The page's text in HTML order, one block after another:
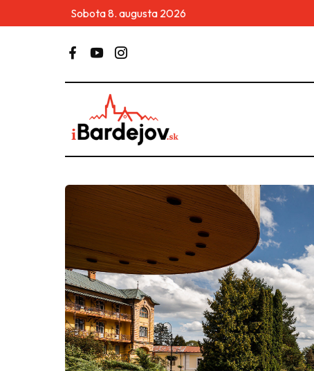
Sobota 8. augusta 2026